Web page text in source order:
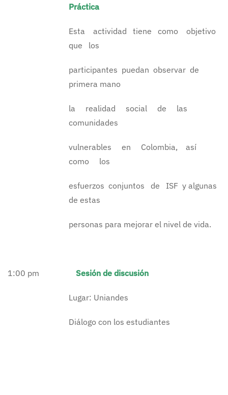
Práctica
Esta actividad tiene como objetivo
que los
participantes puedan observar de
primera mano
la realidad social de las
comunidades
vulnerables en Colombia, así
como los
esfuerzos conjuntos de ISF y algunas
de estas
personas para mejorar el nivel de vida.
1:00 pm Sesión de discusión
Lugar: Uniandes
Diálogo con los estudiantes